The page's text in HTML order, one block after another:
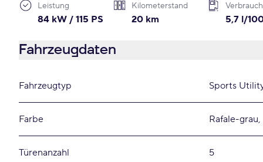
Leistung
84 kW / 115 PS
Kilometerstand
20 km
Verbrauch
5,7 l/
Fahrzeugdaten
Fahrzeugtyp Sports
Farbe Rafale-grau,
Türenanzahl 5